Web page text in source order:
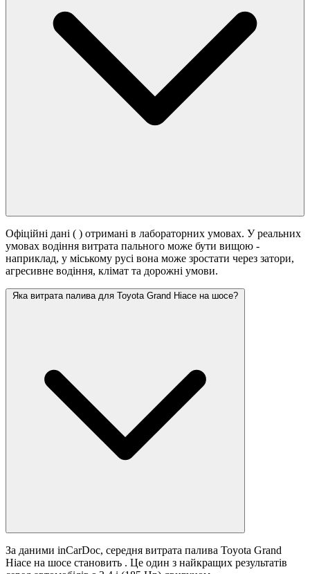
Офіційні дані ( ) отримані в лабораторних умовах. У реальних
умовах водіння витрата пального може бути вищою -
наприклад, у міському русі вона може зростати через затори,
агресивне водіння, клімат та дорожні умови.
Яка витрата палива для Toyota Grand Hiace на шосе?
За даними inCarDoc, середня витрата палива Toyota Grand
Hiace на шосе становить . Це один з найкращих результатів